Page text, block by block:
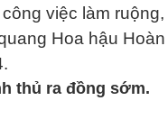
thủ ra đồng sớm.